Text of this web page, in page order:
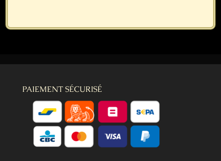
PAIEMENT SÉCURISÉ